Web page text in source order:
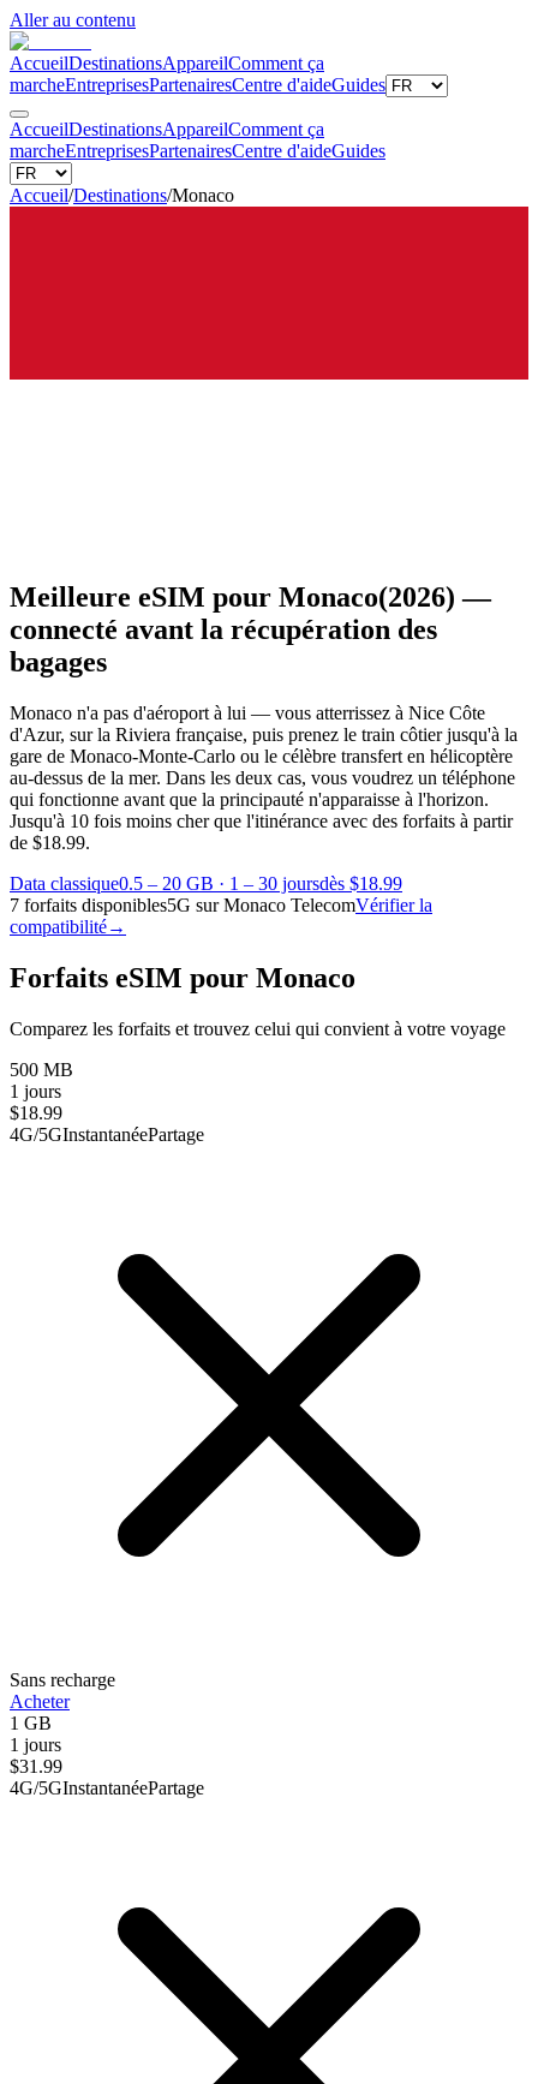
Aller au contenu
AccueilDestinationsAppareilComment ça
marcheEntreprisesPartenairesCentre d'aideGuides
AccueilDestinationsAppareilComment ça
marcheEntreprisesPartenairesCentre d'aideGuides
Accueil/Destinations/Monaco
Meilleure eSIM pour Monaco(2026) —
connecté avant la récupération des
bagages
Monaco n'a pas d'aéroport à lui — vous atterrissez à Nice Côte
d'Azur, sur la Riviera française, puis prenez le train côtier jusqu'à la
gare de Monaco-Monte-Carlo ou le célèbre transfert en hélicoptère
au-dessus de la mer. Dans les deux cas, vous voudrez un téléphone
qui fonctionne avant que la principauté n'apparaisse à l'horizon.
Jusqu'à 10 fois moins cher que l'itinérance avec des forfaits à partir
de $18.99.
Data classique0.5 – 20 GB · 1 – 30 joursdès $18.99
7 forfaits disponibles5G sur Monaco TelecomVérifier la
compatibilité→
Forfaits eSIM pour Monaco
Comparez les forfaits et trouvez celui qui convient à votre voyage
500 MB
1 jours
$18.99
4G/5GInstantanéePartage
Sans recharge
Acheter
1 GB
1 jours
$31.99
4G/5GInstantanéePartage